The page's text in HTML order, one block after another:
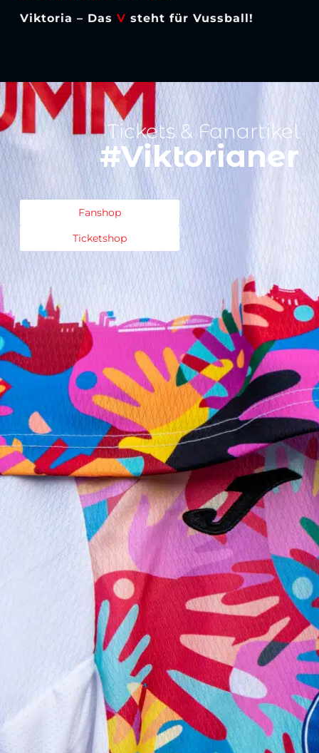
Viktoria – Das V steht für Vussball!
Tickets & Fanartikel
#Viktorianer
Fanshop
Ticketshop